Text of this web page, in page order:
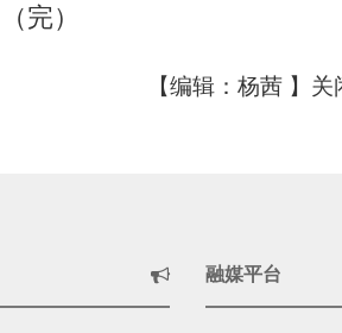
完）
【编辑：杨茜 】 关
融媒平台